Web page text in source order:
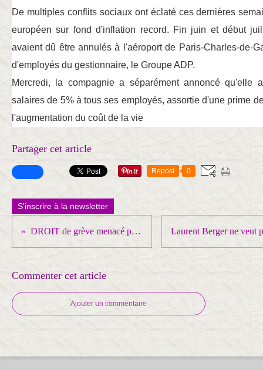
De multiples conflits sociaux ont éclaté ces dernières
européen sur fond d'inflation record. Fin juin et début
avaient dû être annulés à l'aéroport de Paris-Charles-de-
d'employés du gestionnaire, le Groupe ADP.
Mercredi, la compagnie a séparément annoncé qu'elle
salaires de 5% à tous ses employés, assortie d'une prime
l'augmentation du coût de la vie
Partager cet article
Repost 0
S'inscrire à la newsletter
DROIT de grève menacé par l'Union européenne !
Commenter cet article
Ajouter un commentaire